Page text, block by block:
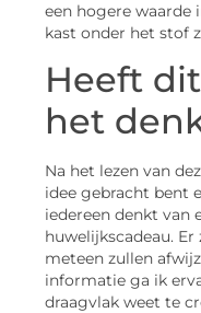
een hogere waarde
kast onder het stof
Heeft
het
Na het lezen van
idee gebracht bent
iedereen denkt van
huwelijkscadeau.
meteen zullen
informatie ga ik
draagvlak weet te